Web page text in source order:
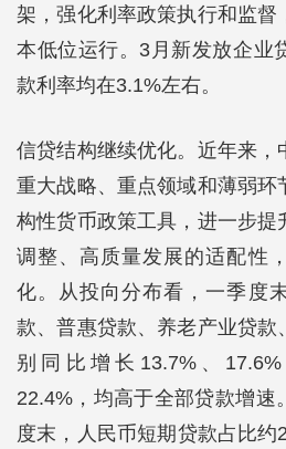
架，强化利率政策执行和监督
本低位运行。3月新发放企业
款利率均在3.1%左右。
信贷结构继续优化。近年来，
重大战略、重点领域和薄弱环
构性货币政策工具，进一步提
调整、高质量发展的适配性
化。从投向分布看，一季度
款、普惠贷款、养老产业贷款
别同比增长13.7%、17.6%
22.4%，均高于全部贷款增速
度末，人民币短期贷款占比